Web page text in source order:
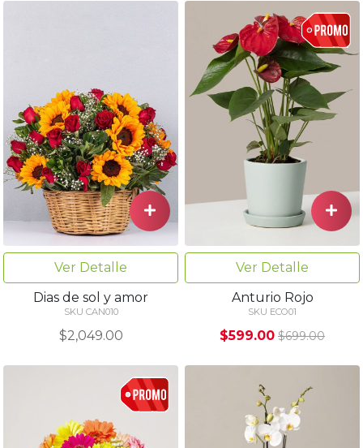
Ver Detalle
Dias de sol y amor
SKU CAN010
$2,049.00
Ver Detalle
Anturio Rojo
SKU ECO01
$599.00 $699.00